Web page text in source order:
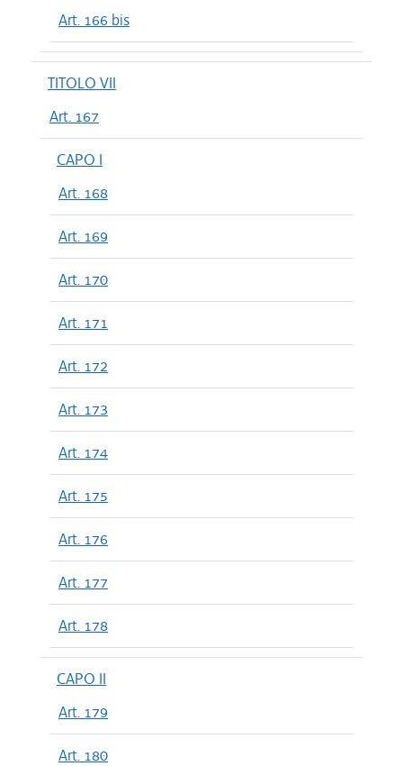
Art. 166 bis
TITOLO VII
Art. 167
CAPO I
Art. 168
Art. 169
Art. 170
Art. 171
Art. 172
Art. 173
Art. 174
Art. 175
Art. 176
Art. 177
Art. 178
CAPO II
Art. 179
Art. 180